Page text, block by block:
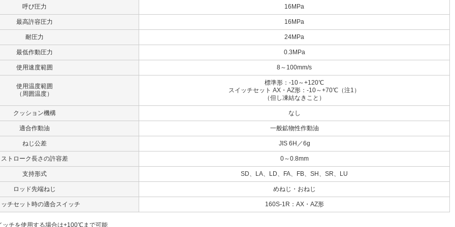
呼び圧力 16MPa
最高許容圧力 16MPa
耐圧力 24MPa
最低作動圧力 0.3MPa
使用速度範囲 8～100mm/s
使用温度範囲
（周囲温度）
標準形：-10～+120℃
スイッチセット AX・AZ形：-10～+70℃（注1）
（但し凍結なきこと）
クッション機構 なし
適合作動油 一般鉱物性作動油
ねじ公差 JIS 6H／6g
ストローク長さの許容差 0～0.8mm
支持形式 SD、LA、LD、FA、FB、SH、SR、LU
ロッド先端ねじ めねじ・おねじ
チセット時の適合スイッチ 160S-1R：AX・AZ形
ッチを使用する場合は+100℃まで可能